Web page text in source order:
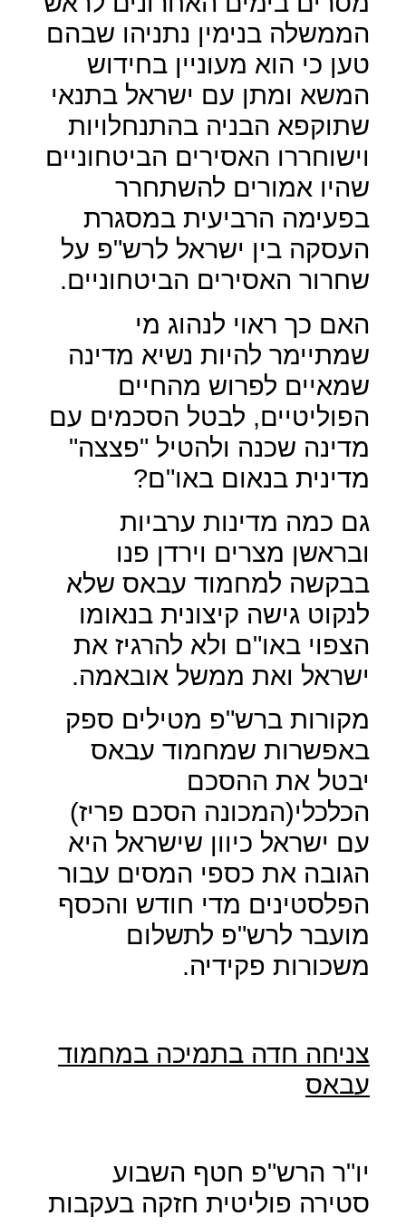
הממשלה בנימין נתניהו שבהם
טען כי הוא מעוניין בחידוש
המשא ומתן עם ישראל בתנאי
שתוקפא הבניה בהתנחלויות
וישוחררו האסירים הביטחוניים
שהיו אמורים להשתחרר
בפעימה הרביעית במסגרת
העסקה בין ישראל לרש"פ על
שחרור האסירים הביטחוניים.
האם כך ראוי לנהוג מי
שמתיימר להיות נשיא מדינה
שמאיים לפרוש מהחיים
הפוליטיים, לבטל הסכמים עם
מדינה שכנה ולהטיל "פצצה"
מדינית בנאום באו"ם?
גם כמה מדינות ערביות
ובראשן מצרים וירדן פנו
בבקשה למחמוד עבאס שלא
לנקוט גישה קיצונית בנאומו
הצפוי באו"ם ולא להרגיז את
ישראל ואת ממשל אובאמה.
מקורות ברש"פ מטילים ספק
באפשרות שמחמוד עבאס
יבטל את ההסכם
הכלכלי(המכונה הסכם פריז)
עם ישראל כיוון שישראל היא
הגובה את כספי המסים עבור
הפלסטינים מדי חודש והכסף
מועבר לרש"פ לתשלום
משכורות פקידיה.
צניחה חדה בתמיכה במחמוד
עבאס
יו"ר הרש"פ חטף השבוע
סטירה פוליטית חזקה בעקבות